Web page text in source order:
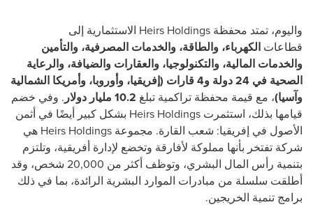
واليوم، تمتد محفظة Heirs Holdings الاستثمارية إلى
قطاعات الكهرباء، والطاقة، والخدمات المصرفية، والتأمين
والخدمات المالية، والتكنولوجيا، والعقارات والضيافة، والرعاية
الصحية في 24 دولة و4 قارات (إفريقيا، وأوروبا، وأمريكا الشمالية
وآسيا)، مع قيمة محفظة تراكمية تبلغ 10.2 مليار دولار
. وفي خضم
قيامها بذلك، استثمرت Heirs Holdings بشكل كبير أيضًا في أثمن
الأصول في إفريقيا: شعب القارة. مجموعة Heirs Holdings هي
شركة تفتخر بأنها مملوكة لأفارقة وتخضع لإدارة أفريقية، وتلتزم
بتنمية رأس المال البشري، وتوظف أكثر من 20,000 شخص، وقد
أطلقت سلسلة من مبادرات الموارد البشرية الرائدة، بما في ذلك
برامج تنمية الخريجين.